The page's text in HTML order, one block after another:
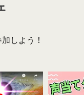
しよう！